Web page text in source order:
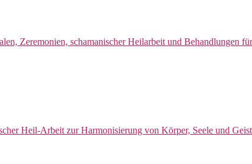
Zeremonien, schamanischer Heilarbeit und Behandlungen
Heil-Arbeit zur Harmonisierung von Körper, Seele und